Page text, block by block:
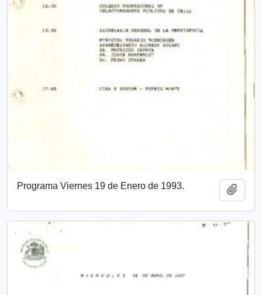
Programa Viernes 19 de Enero de 1993.